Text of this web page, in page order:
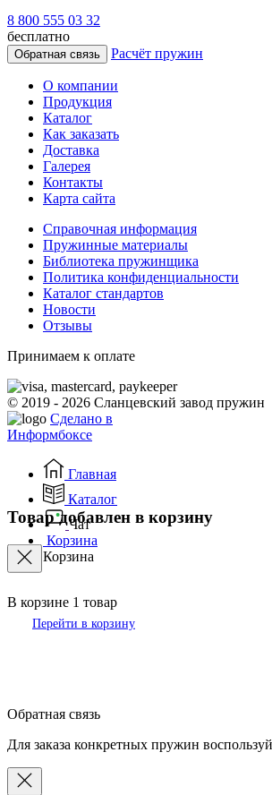
8 800 555 03 32
бесплатно
Обратная связь Расчёт пружин
О компании
Продукция
Каталог
Как заказать
Доставка
Галерея
Контакты
Карта сайта
Справочная информация
Пружинные материалы
Библиотека пружинщика
Политика конфиденциальности
Каталог стандартов
Новости
Отзывы
Принимаем к оплате
© 2019 - 2026 Сланцевский завод пружин
Сделано в
Информбоксе
Главная
Каталог
Чат
Корзина
Корзина
Товар добавлен в корзину
В корзине 1 товар
Перейти в корзину
Обратная связь
Для заказа конкретных пружин